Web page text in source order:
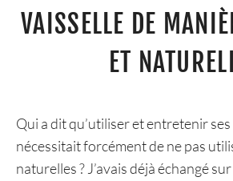
VAISSELLE DE
ET
Qui a dit qu’utiliser et entretenir
nécessitait forcément de ne pas
naturelles ? J’avais déjà échangé